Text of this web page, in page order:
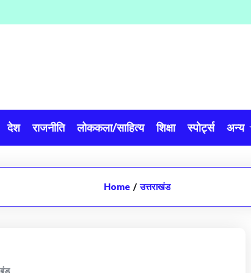
देश राजनीति लोककला/साहित्य शिक्षा स्पोर्ट्स अन्य
Home / उत्तराखंड